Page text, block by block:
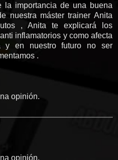
la importancia de una buena
nuestra máster trainer Anita
, Anita te explicará los
inflamatorios y como afecta
y en nuestro futuro no ser
.
opinión.
opinión.